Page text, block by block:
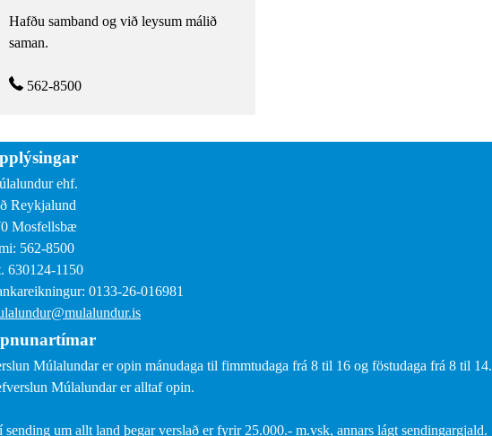
Hafðu samband og við leysum málið
saman.
562-8500
ehf.
Reykjalund
Mosfellsbæ
562-8500
630124-1150
0133-26-016981
Múlalundar er opin mánudaga til fimmtudaga frá 8 til 16 og föstudaga frá 8 til 14.
Múlalundar er alltaf opin.
sending um allt land þegar verslað er fyrir 25.000.- m.vsk, annars lágt sendingargjald.